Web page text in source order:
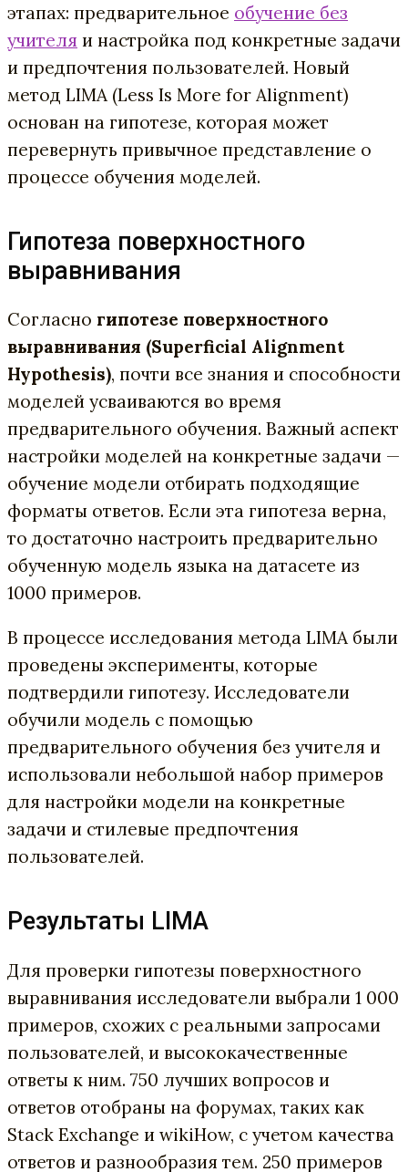
этапах: предварительное обучение без
учителя и настройка под конкретные задачи
и предпочтения пользователей. Новый
метод LIMA (Less Is More for Alignment)
основан на гипотезе, которая может
перевернуть привычное представление о
процессе обучения моделей.
Гипотеза поверхностного
выравнивания
Согласно гипотезе поверхностного
выравнивания (Superficial Alignment
Hypothesis), почти все знания и способности
моделей усваиваются во время
предварительного обучения. Важный аспект
настройки моделей на конкретные задачи —
обучение модели отбирать подходящие
форматы ответов. Если эта гипотеза верна,
то достаточно настроить предварительно
обученную модель языка на датасете из
1000 примеров.
В процессе исследования метода LIMA были
проведены эксперименты, которые
подтвердили гипотезу. Исследователи
обучили модель с помощью
предварительного обучения без учителя и
использовали небольшой набор примеров
для настройки модели на конкретные
задачи и стилевые предпочтения
пользователей.
Результаты LIMA
Для проверки гипотезы поверхностного
выравнивания исследователи выбрали 1 000
примеров, схожих с реальными запросами
пользователей, и высококачественные
ответы к ним. 750 лучших вопросов и
ответов отобраны на форумах, таких как
Stack Exchange и wikiHow, с учетом качества
ответов и разнообразия тем. 250 примеров